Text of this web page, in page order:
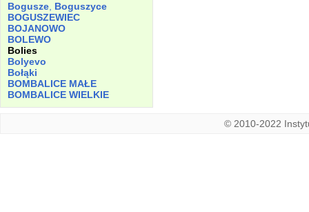
Bogusze Boguszyce
BOGUSZEWIEC
BOJANOWO
BOLEWO
Bolies
Bolyevo
Bołąki
BOMBALICE MAŁE
BOMBALICE WIELKIE
© 2010-2022